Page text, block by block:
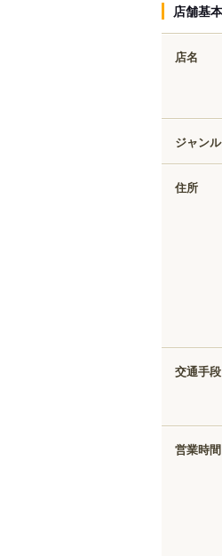
店舗基
店名
ジャンル
住所
交通手段
営業時間